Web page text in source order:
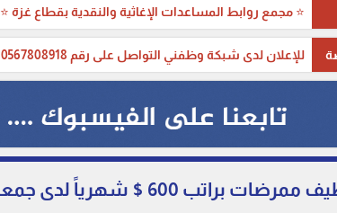
⭐ مجمع روابط المساعدات الإغاثية والنقدية بقطاع غزة ⭐
للإعلان لدى شبكة وظفني التواصل على رقم 0567808918
600 $ شهرياً لدى جمعية أرض الإنسان